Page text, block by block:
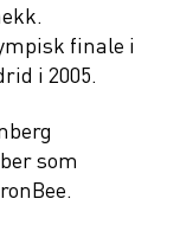
finale i
i 2005.
som